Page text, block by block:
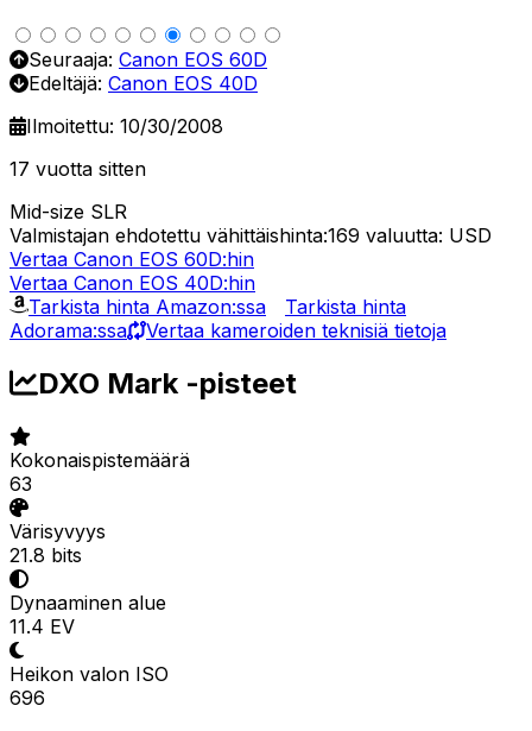
Seuraaja: Canon EOS 60D
Edeltäjä: Canon EOS 40D
Ilmoitettu: 10/30/2008
17 vuotta sitten
Mid-size SLR
Valmistajan ehdotettu vähittäishinta:169 valuutta: USD
Vertaa Canon EOS 60D:hin
Vertaa Canon EOS 40D:hin
Tarkista hinta Amazon:ssa
Tarkista hinta
Adorama:ssa
Vertaa kameroiden teknisiä tietoja
DXO Mark -pisteet
Kokonaispistemäärä
63
Värisyvyys
21.8 bits
Dynaaminen alue
11.4 EV
Heikon valon ISO
696